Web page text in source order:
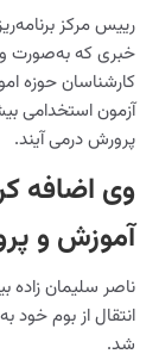
رییس مرکز
خبری که به‌صورت
کارشناسان حوزه
پرورش درمی آیند.
وی اضافه
آموزش و
ناصر سلیمان زاده
انتقال از بوم
شد.